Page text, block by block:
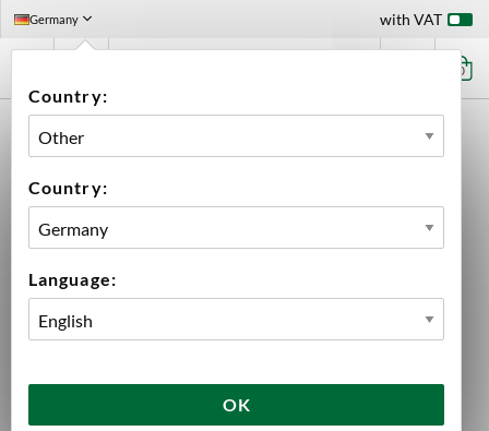
Germany
Country:
Country:
Language:
OK
with VAT
0
GASKET TRAPETS